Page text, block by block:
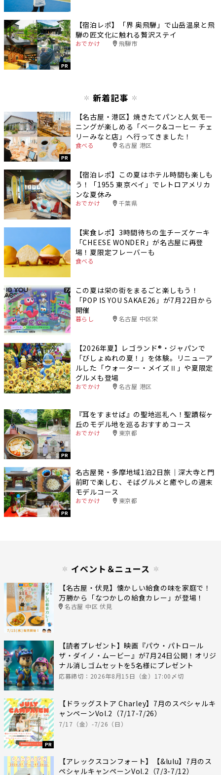
PR
【宿泊レポ】「界 奥飛騨」で山岳温泉と飛
騨の匠文化に触れる贅沢ステイ
おでかけ 飛騨市
新着記事
PR
【名古屋・港区】焼きたてパンと人気モー
ニングが楽しめる「ベーク&コーヒー チェ
リーみなと店」へ行ってきました！
食べる 名古屋 港区
【宿泊レポ】この夏はホテル時間も楽しも
う！「1955 東京ベイ」でレトロアメリカ
ンな夏休み
おでかけ 千葉県
【実食レポ】3時間待ちの生チーズケーキ
「CHEESE WONDER」が名古屋に再登
場！夏限定フレーバーも
食べる
この夏は栄の街をまるごと楽しもう！
「POP IS YOU SAKAE26」が7月22日から
開催
暮らし 名古屋 中区栄
【2026年夏】レゴランド®・ジャパンで
「びしょぬれの夏！」を体験。リニューア
ルした「ウォーター・メイズⅡ」や夏限定
グルメも登場
おでかけ 名古屋 港区
PR
『耳をすませば』の聖地巡礼へ！聖蹟桜ヶ
丘のモデル地を巡るおすすめコース
おでかけ 東京都
PR
名古屋発・多摩地域1泊2日旅｜深大寺と門
前町で楽しむ、そばグルメと癒やしの週末
モデルコース
おでかけ 東京都
イベント＆ニュース
【名古屋・伏見】懐かしい給食の味を家庭で！
万勝から「なつかしの給食カレー」が登場！
名古屋 中区 伏見
【読者プレゼント】映画『パウ・パトロール
ザ・ダイノ・ムービー』が7月24日公開！オリジ
ナル消しゴムセットを5名様にプレゼント
応募締切：2026年8月15日（金）17:00〆切
PR
【ドラッグストア Charley】7月のスペシャルキ
ャンペーンVol.2（7/17-7/26）
7/17（金）-7/26（日）
【アレックスコンフォート】【&lulu】7月のス
ペシャルキャンペーンVol.2（7/3-7/12）